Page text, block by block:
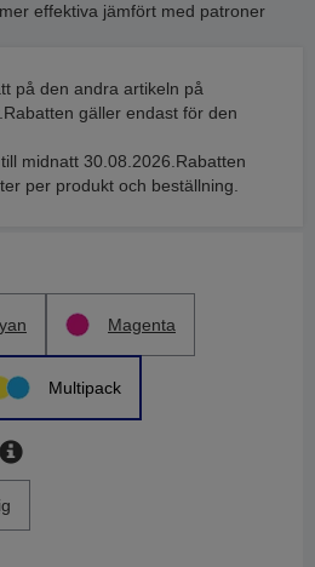
effektiva jämfört med patroner
på den andra artikeln på
gäller endast för den
midnatt 30.08.2026.Rabatten
per produkt och beställning.
Magenta
Multipack